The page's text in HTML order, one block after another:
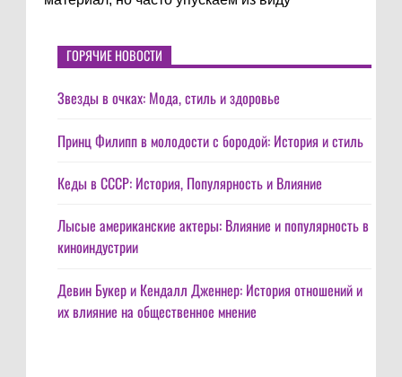
ГОРЯЧИЕ НОВОСТИ
Звезды в очках: Мода, стиль и здоровье
Принц Филипп в молодости с бородой: История и стиль
Кеды в СССР: История, Популярность и Влияние
Лысые американские актеры: Влияние и популярность в
киноиндустрии
Девин Букер и Кендалл Дженнер: История отношений и
их влияние на общественное мнение